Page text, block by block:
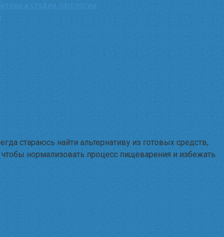
и стадии патологии
стараюсь найти альтернативу из готовых средств,
нормализовать процесс пищеварения и избежать